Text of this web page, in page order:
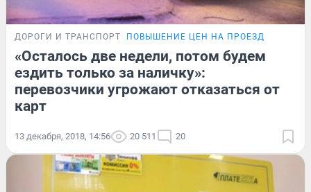
ДОРОГИ И ТРАНСПОРТ ПОВЫШЕНИЕ ЦЕН НА ПРОЕЗД
«Осталось две недели, потом будем
ездить только за наличку»:
перевозчики угрожают отказаться от
карт
13 декабря, 2018, 14:56 20 511 20